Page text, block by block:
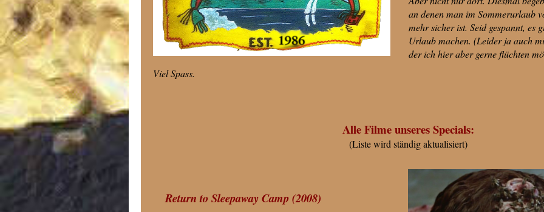
an denen man im Sommerurlaub
mehr sicher ist. Seid gespannt, es
Urlaub machen. (Leider ja auch
der ich hier aber gerne flüchten
Viel Spass.
Alle Filme unseres Specials:
(Liste wird ständig aktualisiert)
Return to Sleepaway Camp (2008)